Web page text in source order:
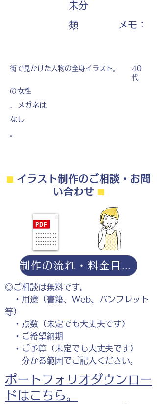
未分
類
​メモ：
街で見かけた人物の全身イラスト。
40
代
の 女性
、メガネは
なし
。
⬛︎イラスト制作のご相談・お問
い合わせ ⬛︎
◎ご相談は無料です。
・用途（書籍、Web、パンフレット
等）
・点数（未定でも大丈夫です）
・ご希望納期
・ご予算（未定でも大丈夫です）
分かる範囲でご記入ください。
ポートフォリオダウンロー
ドはこちら。